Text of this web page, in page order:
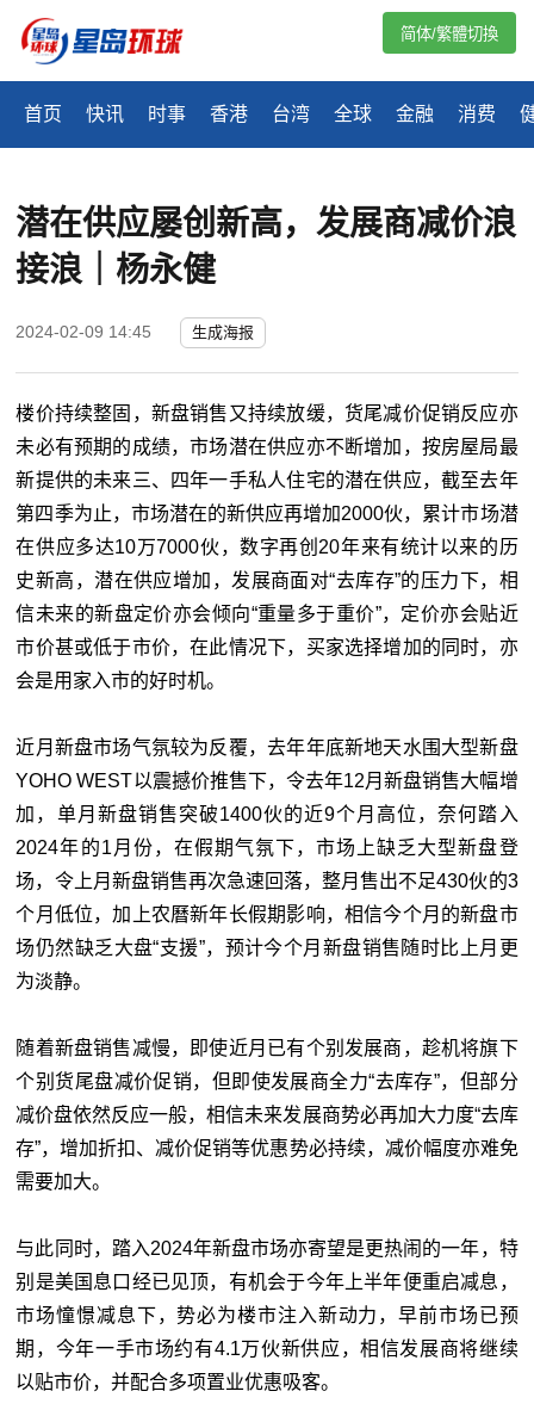
首页 快讯 时事 香港 台湾 全球 金融 消费
简体/繁體切換
潜在供应屡创新高，发展商减价浪
接浪｜杨永健
2024-02-09 14:45 生成海报
楼价持续整固，新盘销售又持续放缓，货尾减价促销反应亦
未必有预期的成绩，市场潜在供应亦不断增加，按房屋局最
新提供的未来三、四年一手私人住宅的潜在供应，截至去年
第四季为止，市场潜在的新供应再增加2000伙，累计市场潜
在供应多达10万7000伙，数字再创20年来有统计以来的历
史新高，潜在供应增加，发展商面对“去库存”的压力下，相
信未来的新盘定价亦会倾向“重量多于重价”，定价亦会贴近
市价甚或低于市价，在此情况下，买家选择增加的同时，亦
会是用家入市的好时机。
近月新盘市场气氛较为反覆，去年年底新地天水围大型新盘
YOHO WEST以震撼价推售下，令去年12月新盘销售大幅增
加，单月新盘销售突破1400伙的近9个月高位，奈何踏入
2024年的1月份，在假期气氛下，市场上缺乏大型新盘登
场，令上月新盘销售再次急速回落，整月售出不足430伙的3
个月低位，加上农曆新年长假期影响，相信今个月的新盘市
场仍然缺乏大盘“支援”，预计今个月新盘销售随时比上月更
为淡静。
随着新盘销售减慢，即使近月已有个别发展商，趁机将旗下
个别货尾盘减价促销，但即使发展商全力“去库存”，但部分
减价盘依然反应一般，相信未来发展商势必再加大力度“去库
存”，增加折扣、减价促销等优惠势必持续，减价幅度亦难免
需要加大。
与此同时，踏入2024年新盘市场亦寄望是更热闹的一年，特
别是美国息口经已见顶，有机会于今年上半年便重启减息，
市场憧憬减息下，势必为楼市注入新动力，早前市场已预
期，今年一手市场约有4.1万伙新供应，相信发展商将继续
以贴市价，并配合多项置业优惠吸客。